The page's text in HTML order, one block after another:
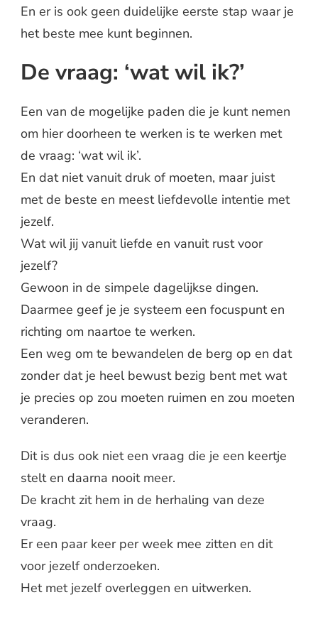
En er is ook geen duidelijke eerste stap waar je
het beste mee kunt beginnen.
De vraag: ‘wat wil ik?’
Een van de mogelijke paden die je kunt nemen
om hier doorheen te werken is te werken met
de vraag: ‘wat wil ik’.
En dat niet vanuit druk of moeten, maar juist
met de beste en meest liefdevolle intentie met
jezelf.
Wat wil jij vanuit liefde en vanuit rust voor
jezelf?
Gewoon in de simpele dagelijkse dingen.
Daarmee geef je je systeem een focuspunt en
richting om naartoe te werken.
Een weg om te bewandelen de berg op en dat
zonder dat je heel bewust bezig bent met wat
je precies op zou moeten ruimen en zou moeten
veranderen.
Dit is dus ook niet een vraag die je een keertje
stelt en daarna nooit meer.
De kracht zit hem in de herhaling van deze
vraag.
Er een paar keer per week mee zitten en dit
voor jezelf onderzoeken.
Het met jezelf overleggen en uitwerken.